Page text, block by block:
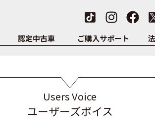
認定中古車 ご購入サポート
Users Voice
ユーザーズボイス